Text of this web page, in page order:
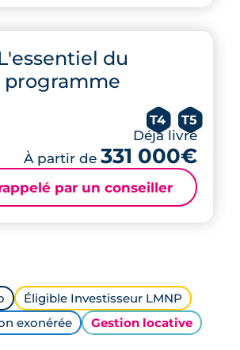
du
programme
T4 T5
Déjà livré
À partir de 331 000€
par un conseiller
Éligible Investisseur LMNP
exonérée
Gestion locative